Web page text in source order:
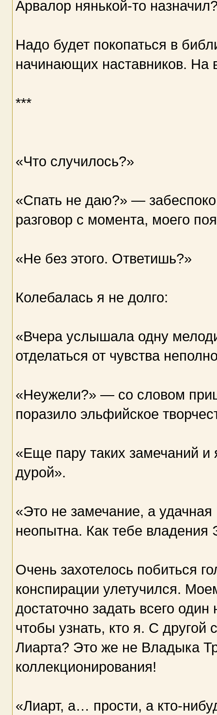
Арвалор нянькой-то
Надо будет покопаться в
начинающих наставников. На
***
«Что случилось?»
«Спать не даю?» —
разговор с момента, моего
«Не без этого. Ответишь?»
Колебалась я не долго:
«Вчера услышала одну
отделаться от чувства
«Неужели?» — со словом
поразило эльфийское
«Еще пару таких замечаний и
дурой».
«Это не замечание, а
неопытна. Как тебе владения
Очень захотелось побиться
конспирации улетучился.
достаточно задать всего
чтобы узнать, кто я. С
Лиарта? Это же не Владыка
коллекционирования!
«Лиарт, а… прости, а кто-